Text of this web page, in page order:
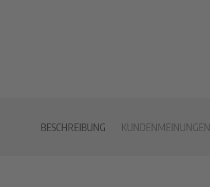
BESCHREIBUNG KUNDENMEINUNGEN